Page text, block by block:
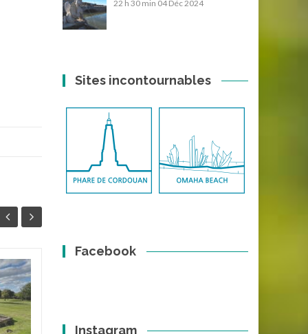
22 h 30 min 04 Déc 2024
Sites incontournables
Facebook
Instagram